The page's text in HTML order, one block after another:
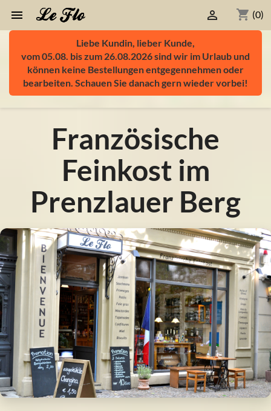
 shopping_cart (0)

Liebe Kundin, lieber Kunde,
vom 05.08. bis zum 26.08.2026 sind wir im Urlaub und
können keine Bestellungen entgegennehmen oder
bearbeiten. Schauen Sie danach gern wieder vorbei!
Französische
Feinkost im
Prenzlauer Berg